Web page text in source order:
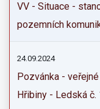
VV - Situace -
pozemních
24.09.2024
Pozvánka -
Hřibiny - Ledská